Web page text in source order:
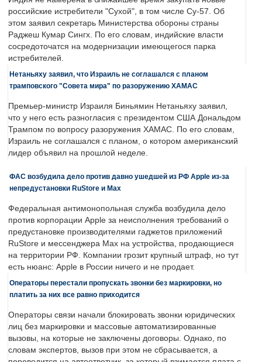
российские истребители "Сухой", в том числе Су-57. Об
этом заявил секретарь Министерства обороны страны
Раджеш Кумар Сингх. По его словам, индийские власти
сосредоточатся на модернизации имеющегося парка
истребителей.
Нетаньяху заявил, что Израиль не соглашался с планом
трамповского "Совета мира" по разоружению ХАМАС
Премьер-министр Израиля Биньямин Нетаньяху заявил,
что у него есть разногласия с президентом США Дональдом
Трампом по вопросу разоружения ХАМАС. По его словам,
Израиль не соглашался с планом, о котором американский
лидер объявил на прошлой неделе.
ФАС возбудила дело против давно ушедшей из РФ Apple из-за
непредустановки RuStore и Max
Федеральная антимонопольная служба возбудила дело
против корпорации Apple за неисполнения требований о
предустановке производителями гаджетов приложений
RuStore и мессенджера Max на устройства, продающиеся
на территории РФ. Компании грозит крупный штраф, но тут
есть нюанс: Apple в России ничего и не продает.
Операторы перестали пропускать звонки без маркировки, но
платить за них все равно приходится
Операторы связи начали блокировать звонки юридических
лиц без маркировки и массовые автоматизированные
вызовы, на которые не заключены договоры. Однако, по
словам экспертов, вызов при этом не сбрасывается, а